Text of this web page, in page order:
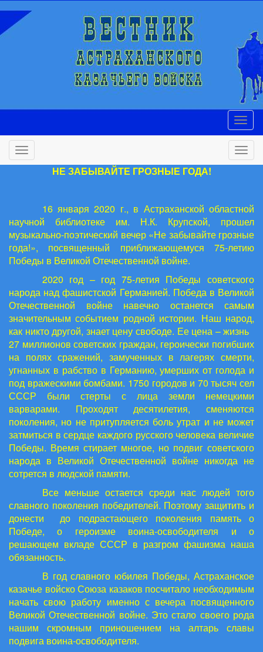
НЕ ЗАБЫВАЙТЕ ГРОЗНЫЕ ГОДА!
16 января 2020 г., в Астраханской областной
научной библиотеке им. Н.К. Крупской, прошел
музыкально-поэтический вечер «Не забывайте грозные
года!», посвященный приближающемуся 75-летию
Победы в Великой Отечественной войне.
2020 год – год 75-летия Победы советского
народа над фашистской Германией. Победа в Великой
Отечественной войне навечно останется самым
значительным событием родной истории. Наш народ,
как никто другой, знает цену свободе. Ее цена – жизнь
27 миллионов советских граждан, героически погибших
на полях сражений, замученных в лагерях смерти,
угнанных в рабство в Германию, умерших от голода и
под вражескими бомбами. 1750 городов и 70 тысяч сел
СССР были стерты с лица земли немецкими
варварами. Проходят десятилетия, сменяются
поколения, но не притупляется боль утрат и не может
затмиться в сердце каждого русского человека величие
Победы. Время стирает многое, но подвиг советского
народа в Великой Отечественной войне никогда не
сотрется в людской памяти.
Все меньше остается среди нас людей того
славного поколения победителей. Поэтому защитить и
донести до подрастающего поколения память о
Победе, о героизме воина-освободителя и о
решающем вкладе СССР в разгром фашизма наша
обязанность.
В год славного юбилея Победы, Астраханское
казачье войско Союза казаков посчитало необходимым
начать свою работу именно с вечера посвященного
Великой Отечественной войне. Это стало своего рода
нашим скромным приношением на алтарь славы
подвига воина-освободителя.